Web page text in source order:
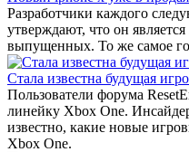
Разработчики каждого
утверждают, что он
выпущенных. То же самое
Стала известна будущая
Пользователи форума
линейку Xbox One.
известно, какие новые
Xbox One.